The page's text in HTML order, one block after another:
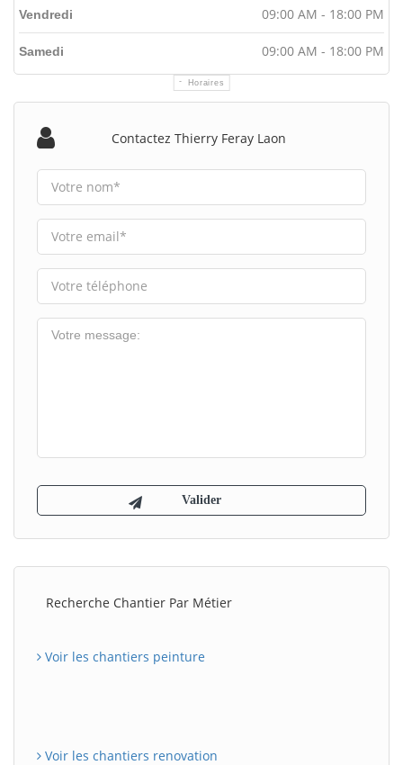
Horaires
Vendredi 09:00 AM - 18:00 PM
Samedi 09:00 AM - 18:00 PM
Contactez Thierry Feray Laon
Recherche Chantier Par Métier
Voir les chantiers peinture
Voir les chantiers renovation